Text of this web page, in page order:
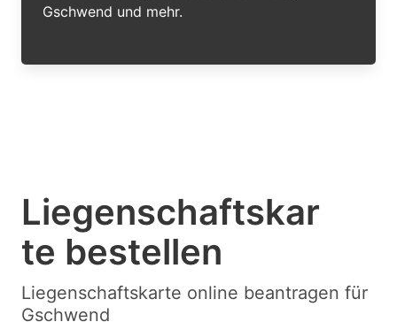
Gschwend und mehr.
Liegenschaftskar
te bestellen
Liegenschaftskarte online beantragen für
Gschwend